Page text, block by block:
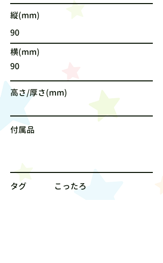
縦(mm)
90
横(mm)
90
高さ/厚さ(mm)
付属品
タグ こったろ